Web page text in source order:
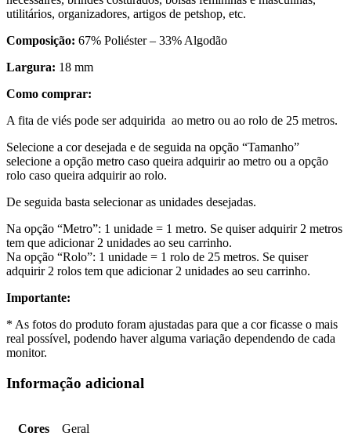
utilitários, organizadores, artigos de petshop, etc.
Composição: 67% Poliéster – 33% Algodão
Largura: 18 mm
Como comprar:
A fita de viés pode ser adquirida ao metro ou ao rolo de 25 metros.
Selecione a cor desejada e de seguida na opção “Tamanho”
selecione a opção metro caso queira adquirir ao metro ou a opção
rolo caso queira adquirir ao rolo.
De seguida basta selecionar as unidades desejadas.
Na opção “Metro”: 1 unidade = 1 metro. Se quiser adquirir 2 metros
tem que adicionar 2 unidades ao seu carrinho.
Na opção “Rolo”: 1 unidade = 1 rolo de 25 metros. Se quiser
adquirir 2 rolos tem que adicionar 2 unidades ao seu carrinho.
Importante:
* As fotos do produto foram ajustadas para que a cor ficasse o mais
real possível, podendo haver alguma variação dependendo de cada
monitor.
Informação adicional
Cores Geral